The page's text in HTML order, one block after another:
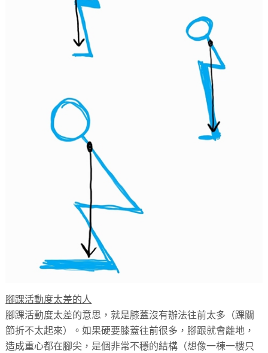
腳踝活動度太差的人
腳踝活動度太差的意思，就是膝蓋沒有辦法往前太多（踝關
節折不太起來）。如果硬要膝蓋往前很多，腳跟就會離地，
造成重心都在腳尖，是個非常不穩的結構（想像一棟一樓只